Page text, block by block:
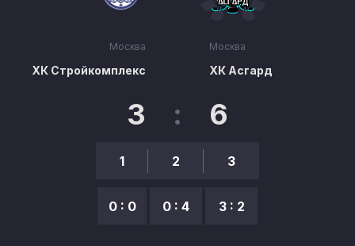
Москва
ХК Стройкомплекс
3 : 6
1
0 : 0
2
0 : 4
3
3 : 2
Москва
ХК Асгард